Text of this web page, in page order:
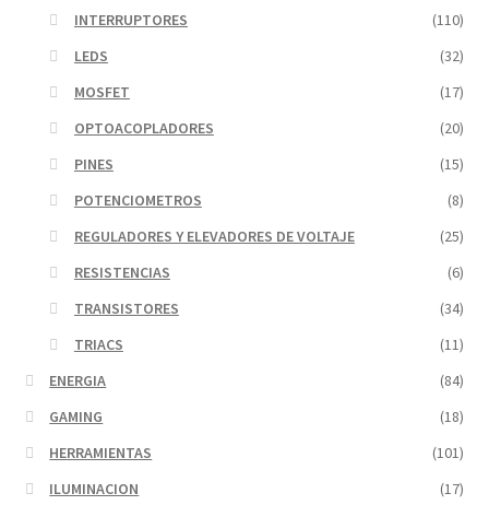
INTERRUPTORES
(110)
LEDS
(32)
MOSFET
(17)
OPTOACOPLADORES
(20)
PINES
(15)
POTENCIOMETROS
(8)
REGULADORES Y ELEVADORES DE VOLTAJE
(25)
RESISTENCIAS
(6)
TRANSISTORES
(34)
TRIACS
(11)
ENERGIA
(84)
GAMING
(18)
HERRAMIENTAS
(101)
ILUMINACION
(17)